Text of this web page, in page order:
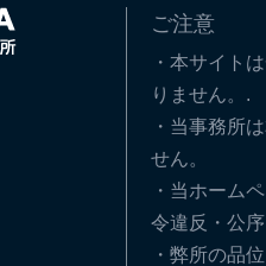
ご注意
・本サイト
りません。.
・当事務所
せん。
・当ホーム
令違反・公
・弊所の品